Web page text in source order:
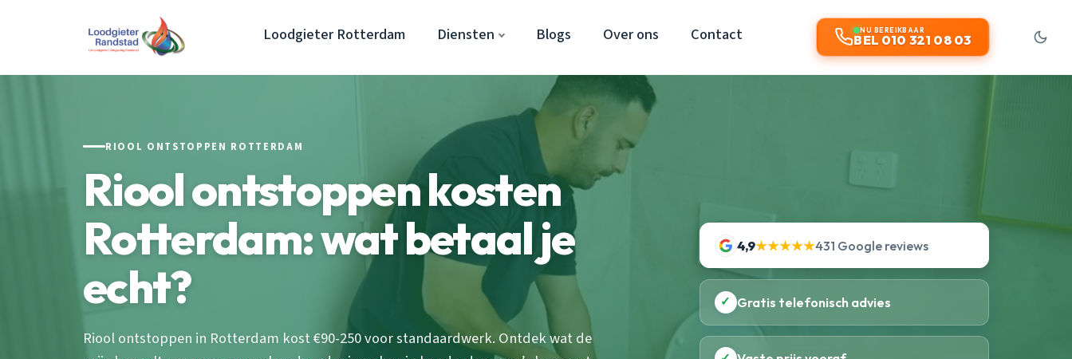
Loodgieter Rotterdam Diensten Blogs Over ons Contact NU BEREIKBAAR
BEL 010 321 08 03
RIOOL ONTSTOPPEN ROTTERDAM
Riool ontstoppen kosten
Rotterdam: wat betaal je
echt?
Riool ontstoppen in Rotterdam kost €90-250 voor standaardwerk. Ontdek wat de
4,9★★★★★431 Google reviews
✓ Gratis telefonisch advies